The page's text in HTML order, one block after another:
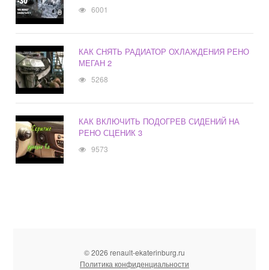
6001
КАК СНЯТЬ РАДИАТОР ОХЛАЖДЕНИЯ РЕНО
МЕГАН 2
5268
КАК ВКЛЮЧИТЬ ПОДОГРЕВ СИДЕНИЙ НА
РЕНО СЦЕНИК 3
9573
© 2026 renault-ekaterinburg.ru
Политика конфиденциальности